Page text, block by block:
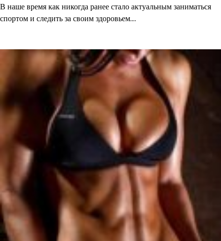
В наше время как никогда ранее стало актуальным заниматься
спортом и следить за своим здоровьем.…